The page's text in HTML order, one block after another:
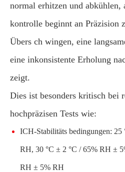
normal erhitzen und abkühlen,
kontrolle beginnt an Präzision
Übers ch wingen, eine
eine inkonsistente Erholung
zeigt.
Dies ist besonders kritisch bei
hochpräzisen Tests wie:
ICH-Stabilitäts bedingungen:
RH, 30 °C ± 2 °C / 65% RH ±
RH ± 5% RH